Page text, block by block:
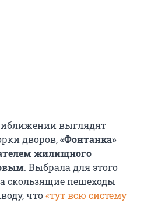
выглядят
дворов,«Фонтанка»
жилищного
. Выбрала для этого
скользящие пешеходы
что«тут всю систему